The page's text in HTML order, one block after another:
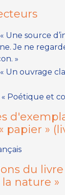
« Une source
Je ne
»
« Un ouvrage
« Poétique et
papier »
du livre
nature »